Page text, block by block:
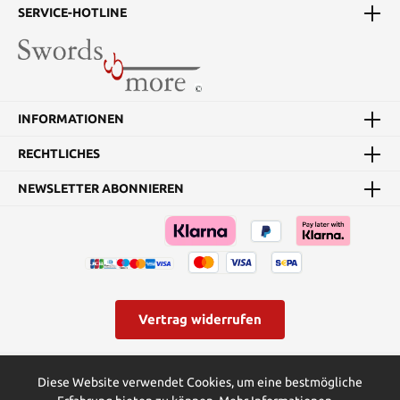
SERVICE-HOTLINE
INFORMATIONEN
RECHTLICHES
NEWSLETTER ABONNIEREN
Vertrag widerrufen
ggf. Nachnahmegebühren, wenn nicht anders angegeben.
Diese Website verwendet Cookies, um eine bestmögliche